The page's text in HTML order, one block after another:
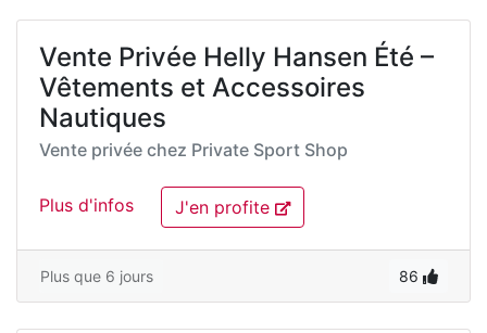
Vente Privée Helly Hansen Été –
Vêtements et Accessoires
Nautiques
Vente privée chez Private Sport Shop
Plus d'infos J'en profite
Plus que 6 jours 86